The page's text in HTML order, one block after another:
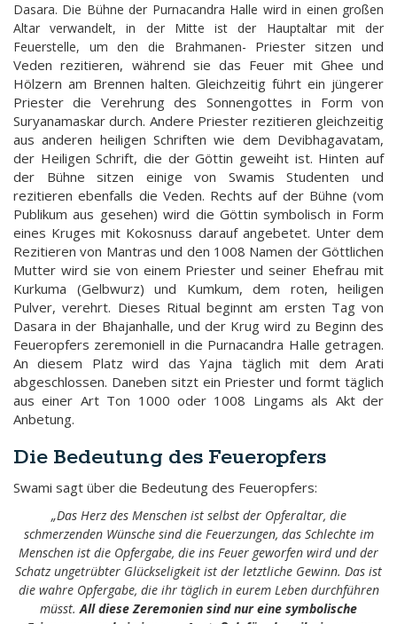
Dasara. Die Bühne der Purnacandra Halle wird in einen großen
Altar verwandelt, in der Mitte ist der Hauptaltar mit der
Feuerstelle, um den die Brahmanen-
Priester sitzen und
Veden rezitieren, während sie das Feuer mit Ghee und
Hölzern am Brennen halten. Gleichzeitig führt ein jüngerer
Priester die Verehrung des Sonnengottes in Form von
Suryanamaskar durch. Andere Priester rezitieren gleichzeitig
aus anderen heiligen Schriften wie dem Devibhagavatam,
der Heiligen Schrift, die der Göttin geweiht ist. Hinten auf
der Bühne sitzen einige von Swamis Studenten und
rezitieren ebenfalls die Veden. Rechts auf der Bühne (vom
Publikum aus gesehen) wird die Göttin symbolisch in Form
eines Kruges mit Kokosnuss darauf angebetet. Unter dem
Rezitieren von Mantras und den 1008 Namen der Göttlichen
Mutter wird sie von einem Priester und seiner Ehefrau mit
Kurkuma (Gelbwurz) und Kumkum, dem roten, heiligen
Pulver, verehrt. Dieses Ritual beginnt am ersten Tag von
Dasara in der Bhajanhalle, und der Krug wird zu Beginn des
Feueropfers zeremoniell in die Purnacandra Halle getragen.
An diesem Platz wird das Yajna täglich mit dem Arati
abgeschlossen. Daneben sitzt ein Priester und formt täglich
aus einer Art Ton 1000 oder 1008 Lingams als Akt der
Anbetung.
Die Bedeutung des Feueropfers
Swami sagt über die Bedeutung des Feueropfers:
„Das Herz des Menschen ist selbst der Opferaltar, die
schmerzenden Wünsche sind die Feuerzungen, das Schlechte im
Menschen ist die Opfergabe, die ins Feuer geworfen wird und der
Schatz ungetrübter Glückseligkeit ist der letztliche Gewinn. Das ist
die wahre Opfergabe, die ihr täglich in eurem Leben durchführen
müsst.All diese Zeremonien sind nur eine symbolische